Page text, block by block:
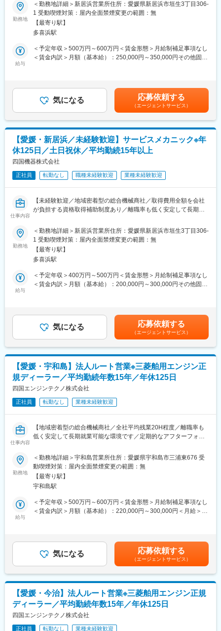
て取引先からの厚い信頼に加えて、各地域に支店、営業所を展開
しているため、抜群の安定基盤を誇ります。
■社風：
制が築かれております。また、社内研修、社内イベントなどにお
いて、各部署、各支店の社員と交流できるチャンスが多々用意さ
変更の範囲：会社の定める業務
■業務概要
CAT製の建設機械、（株）ロジスネクスト製のフォークリフトの
メンテナンス業務をご担当いただきます。定期点検の保全や修繕
業務がメインとなります。大型機械の修理の場合は、持ち帰って
メンテナンスを行います。選考の中でご本人の希望と適正を考慮
しながら配属先を決定していきます。
「キャタピラージャパン」の特約販売店として、香川県・愛媛県
東予地区の各種建設機械（CATパワーショベル、ブルドーザー、
ホイールローダ、ミニショベル等各種建設機械、ニチユMHIフォ
■当社の魅力
社員一人ひとりのスキルアップを支援しており、階層別研修、キ
ャリアアップ制度、人事評価制度などのサポート制度を設けてお
ります。「焦ったり、無理をして背伸びをする必要ない」という
考えが根付いているため、ご自身のペースで学びながら、確実に
成長できる環境となっています。
■社風
現在、20代～40代の社員が活躍しており、良好なチームワーク体
いて、各部署、各支店の社員と交流できるチャンスが多々用意さ
れています。「自分らしさ」を充分に発揮しながら、スキルアッ
プを図ることができます。
変更の範囲：会社の定める業務
勤務地
＜勤務地詳細＞新居浜営業所住所：愛媛県新居浜市垣生3丁目306-
1 受動喫煙対策：屋内全面禁煙変更の範囲：無
【最寄り駅】
多喜浜駅
給与
＜予定年収＞500万円～600万円＜賃金形態＞月給制補足事項なし
＜賃金内訳＞月額（基本給）：250,000円～350,000円その他固定
円）の過去実績あり■賞与：年2回※過去実績4ヶ月分賃金はあくま
でも目安の金額であり、選考を通じて上下する可能性がありま
す。月給(月額)は固定手当を含めた表記です。
気になる 応募依頼する
（エージェントサービス）
【愛媛・新居浜／未経験歓迎】サービスメカニック※年
休125日／土日祝休／平均勤続15年以上
四国機器株式会社
正社員 転勤なし 職種未経験歓迎 業種未経験歓迎
仕事内容
【未経験歓迎／地域密着型の総合機械商社／取得費用全額を会社
が負担する資格取得補助制度あり／離職率も低く安定して長期就
■業務概要：
CAT製の建設機械、（株）ロジスネクスト製のフォークリフトの
メンテナンス業務をご担当いただきます。定期点検の保全や修繕
業務がメインとなります。大型機械の修理の場合は、持ち帰って
メンテナンスを行います。選考の中でご本人の希望と適正を考慮
しながら配属先を決定していきます。
「キャタピラージャパン」の特約販売店として、香川県・愛媛県
東予地区の各種建設機械（CATパワーショベル、ブルドーザー、
ホイールローダ、ミニショベル等各種建設機械、ニチユMHIフォ
■当社の魅力：
社員一人ひとりのスキルアップを支援しており、階層別研修、キ
ャリアアップ制度、人事評価制度などのサポート制度を設けてお
ります。「焦ったり、無理をして背伸びをする必要ない」という
考えが根付いているため、ご自身のペースで学びながら、確実に
成長できる環境となっています。
■社風：
現在、20代～40代の社員が活躍しており、良好なチームワーク体
いて、各部署、各支店の社員と交流できるチャンスが多々用意さ
れています。「自分らしさ」を充分に発揮しながら、スキルアッ
プを図ることができます。
変更の範囲：会社の定める業務
勤務地
＜勤務地詳細＞新居浜営業所住所：愛媛県新居浜市垣生3丁目306-
1 受動喫煙対策：屋内全面禁煙変更の範囲：無
【最寄り駅】
多喜浜駅
給与
＜予定年収＞400万円～500万円＜賃金形態＞月給制補足事項なし
＜賃金内訳＞月額（基本給）：200,000円～300,000円その他固定
円）の過去実績あり■賞与：年2回※過去実績4ヶ月分賃金はあくま
でも目安の金額であり、選考を通じて上下する可能性がありま
す。月給(月額)は固定手当を含めた表記です。
気になる 応募依頼する
（エージェントサービス）
【愛媛・宇和島】法人ルート営業※三菱舶用エンジン正
規ディーラー／平均勤続年数15年／年休125日
四国エンジンテクノ株式会社
正社員 転勤なし 業種未経験歓迎
仕事内容
【地域密着型の総合機械商社／全社平均残業20H程度／離職率も
低く安定して長期就業可能な環境です／定期的なアフターフォロ
■業務概要：
エンジン部門（漁船、舶用エンジン、常用・非常用発電機等）に
て、お客様への定期的なヒアリング、アフターフォローを担当い
ただきます。
・お客様への定期的なヒアリング
・見積作成、各種書類作成
■一日の流れ：
メール整理や資料準備（8時45分～10時）→納入先へのフォロー
訪問2～3件程度（10時～12時）→昼食（12時～13時）→紹介い
※スケジュール管理については、社員一人ひとりの裁量に任せてお
ります。
■職務のミッション：
当社の取扱製品は、お客様にとって非常に重要な商売道具です。
勤務地
＜勤務地詳細＞宇和島営業所住所：愛媛県宇和島市三浦東676 受
動喫煙対策：屋内全面禁煙変更の範囲：無
【最寄り駅】
宇和島駅
給与
＜予定年収＞500万円～600万円＜賃金形態＞月給制補足事項なし
＜賃金内訳＞月額（基本給）：220,000円～300,000円＜月給＞
年2回※過去実績4ヶ月分賃金はあくまでも目安の金額であり、選
考を通じて上下する可能性があります。月給(月額)は固定手当を含
めた表記です。
気になる 応募依頼する
（エージェントサービス）
【愛媛・今治】法人ルート営業※三菱舶用エンジン正規
ディーラー／平均勤続年数15年／年休125日
四国エンジンテクノ株式会社
正社員 転勤なし 業種未経験歓迎